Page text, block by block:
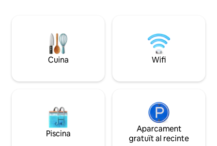
Envoltat d'hectàrees de terres de
- 20 a Brunswick
Byron Bay - 40 a
Coast
Cuina Wifi
Piscina
Aparcament
gratuït al recinte